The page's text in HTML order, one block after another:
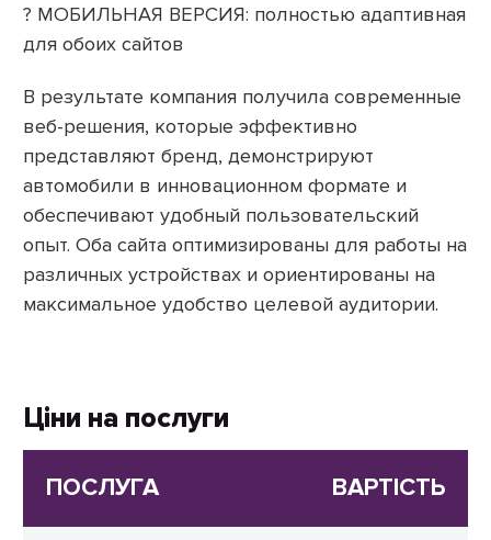
? МОБИЛЬНАЯ ВЕРСИЯ: полностью адаптивная
для обоих сайтов
В результате компания получила современные
веб-решения, которые эффективно
представляют бренд, демонстрируют
автомобили в инновационном формате и
обеспечивают удобный пользовательский
опыт. Оба сайта оптимизированы для работы на
различных устройствах и ориентированы на
максимальное удобство целевой аудитории.
Ціни на послуги
ПОСЛУГА ВАРТІСТЬ